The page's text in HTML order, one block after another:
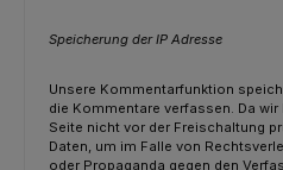
Speicherung der IP Adresse
Unsere Kommentarfunktion
die Kommentare verfassen. Da
Seite nicht vor der Freischaltung
Daten, um im Falle von
oder Propaganda gegen den